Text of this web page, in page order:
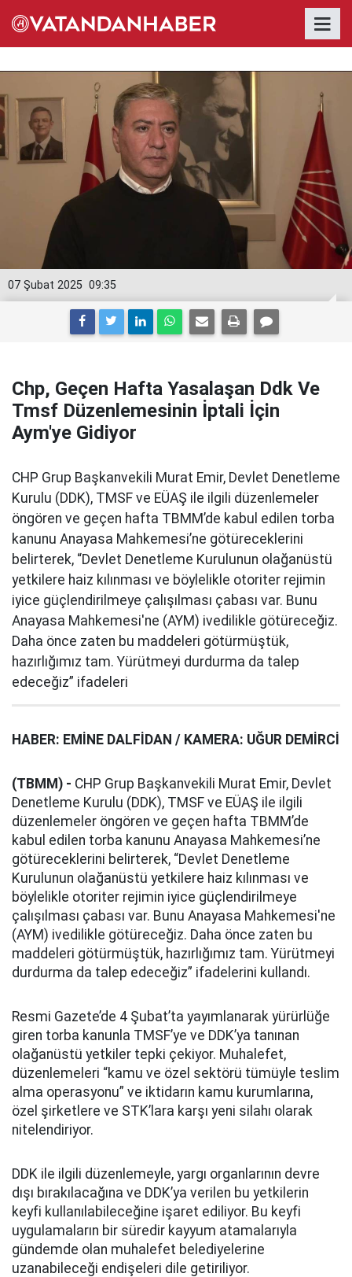
09:35
07 Şubat 2025
Chp, Geçen Hafta Yasalaşan Ddk Ve
Tmsf Düzenlemesinin İptali İçin
Aym'ye Gidiyor
CHP Grup Başkanvekili Murat Emir, Devlet Denetleme
Kurulu (DDK), TMSF ve EÜAŞ ile ilgili düzenlemeler
öngören ve geçen hafta TBMM’de kabul edilen torba
kanunu Anayasa Mahkemesi’ne götüreceklerini
belirterek, “Devlet Denetleme Kurulunun olağanüstü
yetkilere haiz kılınması ve böylelikle otoriter rejimin
iyice güçlendirilmeye çalışılması çabası var. Bunu
Anayasa Mahkemesi'ne (AYM) ivedilikle götüreceğiz.
Daha önce zaten bu maddeleri götürmüştük,
hazırlığımız tam. Yürütmeyi durdurma da talep
edeceğiz” ifadeleri
HABER: EMİNE DALFİDAN / KAMERA: UĞUR DEMİRCİ
(TBMM) - CHP Grup Başkanvekili Murat Emir, Devlet
Denetleme Kurulu (DDK), TMSF ve EÜAŞ ile ilgili
düzenlemeler öngören ve geçen hafta TBMM’de
kabul edilen torba kanunu Anayasa Mahkemesi’ne
götüreceklerini belirterek, “Devlet Denetleme
Kurulunun olağanüstü yetkilere haiz kılınması ve
böylelikle otoriter rejimin iyice güçlendirilmeye
çalışılması çabası var. Bunu Anayasa Mahkemesi'ne
(AYM) ivedilikle götüreceğiz. Daha önce zaten bu
maddeleri götürmüştük, hazırlığımız tam. Yürütmeyi
durdurma da talep edeceğiz” ifadelerini kullandı.
Resmi Gazete’de 4 Şubat’ta yayımlanarak yürürlüğe
giren torba kanunla TMSF’ye ve DDK’ya tanınan
olağanüstü yetkiler tepki çekiyor. Muhalefet,
düzenlemeleri “kamu ve özel sektörü tümüyle teslim
alma operasyonu” ve iktidarın kamu kurumlarına,
özel şirketlere ve STK’lara karşı yeni silahı olarak
nitelendiriyor.
DDK ile ilgili düzenlemeyle, yargı organlarının devre
dışı bırakılacağına ve DDK’ya verilen bu yetkilerin
keyfi kullanılabileceğine işaret ediliyor. Bu keyfi
uygulamaların bir süredir kayyum atamalarıyla
gündemde olan muhalefet belediyelerine
uzanabileceği endişeleri dile getiriliyor.